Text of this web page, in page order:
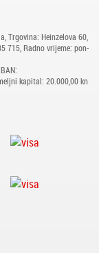
Trgovina: Heinzelova 60,
715, Radno vrijeme: pon-
kapital: 20.000,00 kn